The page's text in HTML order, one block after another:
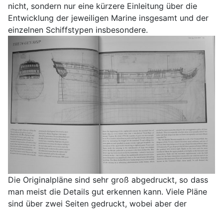
nicht, sondern nur eine kürzere Einleitung über die
Entwicklung der jeweiligen Marine insgesamt und der
einzelnen Schiffstypen insbesondere.
Die Originalpläne sind sehr groß abgedruckt, so dass
man meist die Details gut erkennen kann. Viele Pläne
sind über zwei Seiten gedruckt, wobei aber der